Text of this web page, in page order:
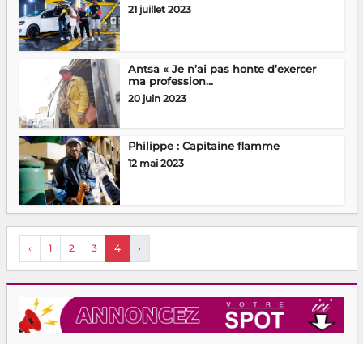
21 juillet 2023
Antsa « Je n’ai pas honte d’exercer
ma profession...
20 juin 2023
Philippe : Capitaine flamme
12 mai 2023
‹ 1 2 3 4 ›